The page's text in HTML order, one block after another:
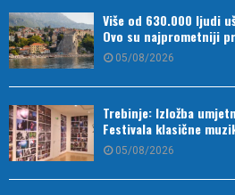
Više od 630.000 ljudi
Ovo su najprometniji
05/08/2026
Trebinje: Izložba
Festivala klasične
05/08/2026